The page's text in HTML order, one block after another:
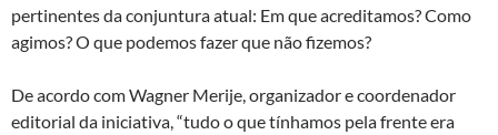
pertinentes da conjuntura atual: Em que acreditamos? Como
agimos? O que podemos fazer que não fizemos?
De acordo com Wagner Merije, organizador e coordenador
editorial da iniciativa, “tudo o que tínhamos pela frente era